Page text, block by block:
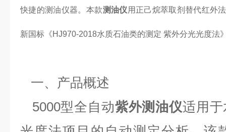
快捷的测油仪器。本款测油仪 用正己烷萃取剂替代红外
新国标《HJ970-2018水质石油类的测定 紫外分光光度法
一、产品概述
5000型全自动紫外测油仪适用